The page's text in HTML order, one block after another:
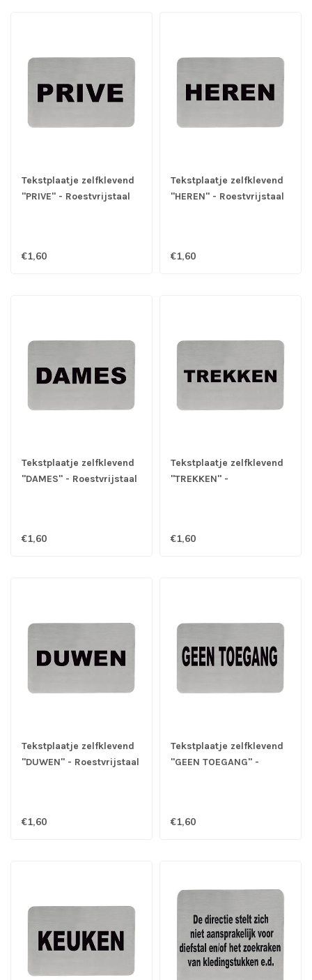
Tekstplaatje zelfklevend
"PRIVE" - Roestvrijstaal
€1,60
Tekstplaatje zelfklevend
"HEREN" - Roestvrijstaal
€1,60
Tekstplaatje zelfklevend
"DAMES" - Roestvrijstaal
€1,60
Tekstplaatje zelfklevend
"TREKKEN" -
€1,60
Tekstplaatje zelfklevend
"DUWEN" - Roestvrijstaal
€1,60
Tekstplaatje zelfklevend
"GEEN TOEGANG" -
€1,60